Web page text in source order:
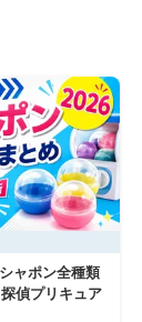
ャポン全種類
偵プリキュア